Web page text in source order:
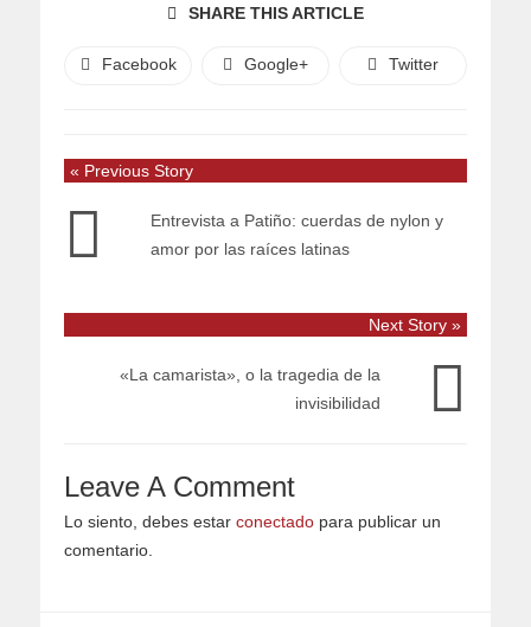
SHARE THIS ARTICLE
Facebook Google+ Twitter
« Previous Story
Entrevista a Patiño: cuerdas de nylon y
amor por las raíces latinas
Next Story »
«La camarista», o la tragedia de la
invisibilidad
Leave A Comment
Lo siento, debes estar conectado para publicar un
comentario.